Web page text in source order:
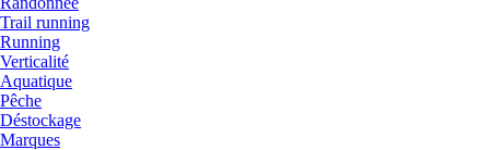
Trail running
Running
Verticalité
Aquatique
Pêche
Déstockage
Marques